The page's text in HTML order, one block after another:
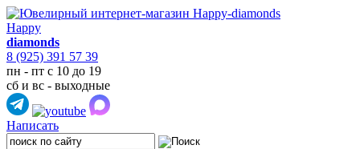
Happy
diamonds
8 (925) 391 57 39
пн - пт с 10 до 19
сб и вс - выходные
Написать